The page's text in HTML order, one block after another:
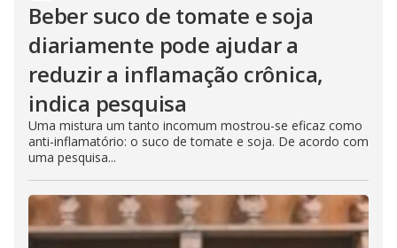
Beber suco de tomate e soja
diariamente pode ajudar a
reduzir a inflamação crônica,
indica pesquisa
Uma mistura um tanto incomum mostrou-se eficaz como
anti-inflamatório: o suco de tomate e soja. De acordo com
uma pesquisa...